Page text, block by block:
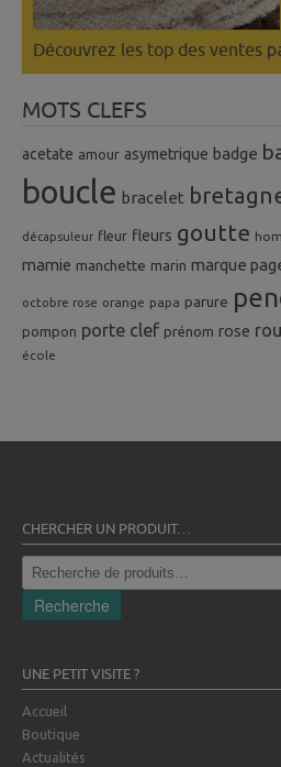
Découvrez les top des ventes
MOTS CLEFS
acetate amour asymetrique badge
boucle bracelet
décapsuleur fleur fleurs goutte
mamie manchette marin marque
octobre rose orange papa parure
pompon porte clef prénom rose
école
CHERCHER UN PRODUIT…
Recherche
pour :
Recherche
UNE PETIT VISITE ?
Accueil
Boutique
Actualités